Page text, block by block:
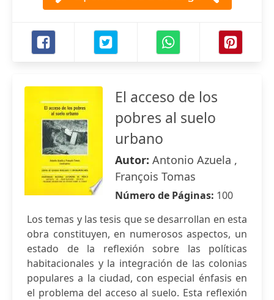
El acceso de los
pobres al suelo
urbano
Autor: Antonio Azuela ,
François Tomas
Número de Páginas: 100
Los temas y las tesis que se desarrollan en esta
obra constituyen, en numerosos aspectos, un
estado de la reflexión sobre las políticas
habitacionales y la integración de las colonias
populares a la ciudad, con especial énfasis en
el problema del acceso al suelo. Esta reflexión